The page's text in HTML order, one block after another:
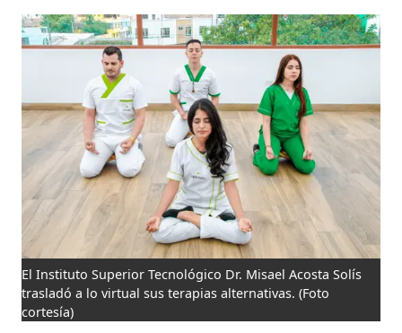
El Instituto Superior Tecnológico Dr. Misael Acosta Solís
trasladó a lo virtual sus terapias alternativas. (Foto
cortesía)